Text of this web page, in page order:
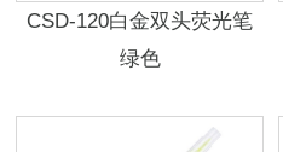
CSD-120白金双头荧光笔
绿色